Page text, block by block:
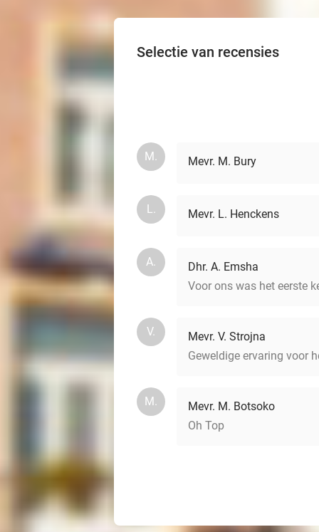
Selectie van recensies
M. Mevr. M. Bury
L. Mevr. L. Henckens
A.
Dhr. A. Emsha
Voor ons was het eerste
V.
Mevr. V. Strojna
Geweldige ervaring voor
M.
Mevr. M. Botsoko
Oh Top